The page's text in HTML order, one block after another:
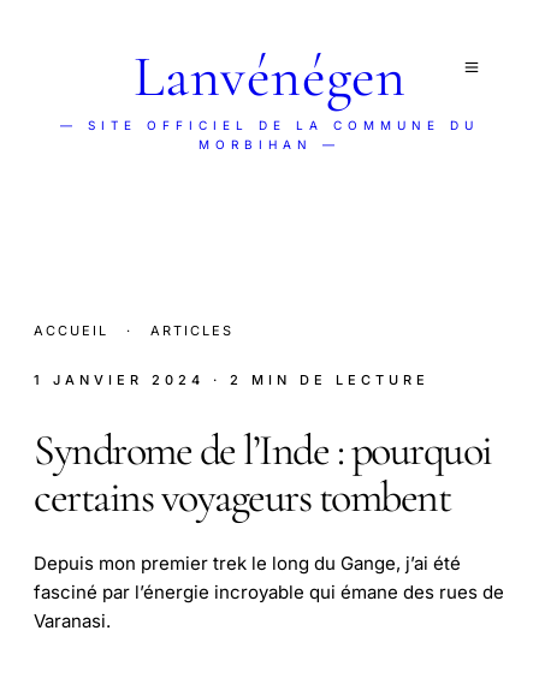
Lanvénégen
— SITE OFFICIEL DE LA COMMUNE DU
MORBIHAN —
ACCUEIL · ARTICLES
1 JANVIER 2024 · 2 MIN DE LECTURE
Syndrome de l’Inde : pourquoi
certains voyageurs tombent
Depuis mon premier trek le long du Gange, j’ai été
fasciné par l’énergie incroyable qui émane des rues de
Varanasi.